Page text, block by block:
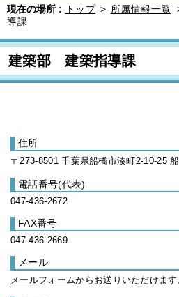
現在の場所 : トップ > 所属情報一覧
導課
建築部 建築指導課
住所
〒273-8501 千葉県船橋市湊町2-10-25
電話番号(代表)
047-436-2672
FAX番号
047-436-2669
メール
メールフォームからお送りいただけます